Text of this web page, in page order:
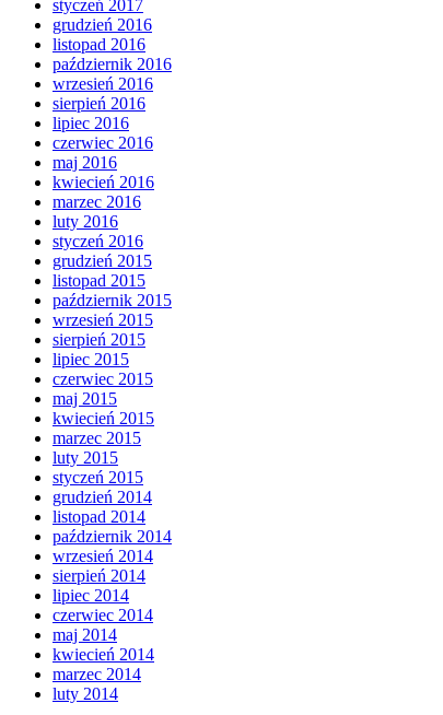
styczeń 2017
grudzień 2016
listopad 2016
październik 2016
wrzesień 2016
sierpień 2016
lipiec 2016
czerwiec 2016
maj 2016
kwiecień 2016
marzec 2016
luty 2016
styczeń 2016
grudzień 2015
listopad 2015
październik 2015
wrzesień 2015
sierpień 2015
lipiec 2015
czerwiec 2015
maj 2015
kwiecień 2015
marzec 2015
luty 2015
styczeń 2015
grudzień 2014
listopad 2014
październik 2014
wrzesień 2014
sierpień 2014
lipiec 2014
czerwiec 2014
maj 2014
kwiecień 2014
marzec 2014
luty 2014